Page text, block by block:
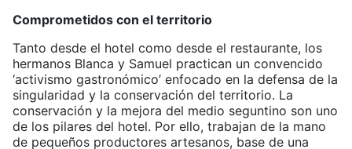
Comprometidos con el territorio
Tanto desde el hotel como desde el restaurante, los
hermanos Blanca y Samuel practican un convencido
‘activismo gastronómico’ enfocado en la defensa de la
singularidad y la conservación del territorio. La
conservación y la mejora del medio seguntino son uno
de los pilares del hotel. Por ello, trabajan de la mano
de pequeños productores artesanos, base de una